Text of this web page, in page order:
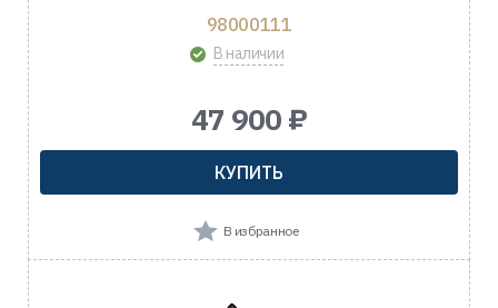
98000111
В наличии
47 900 ₽
КУПИТЬ
В избранное